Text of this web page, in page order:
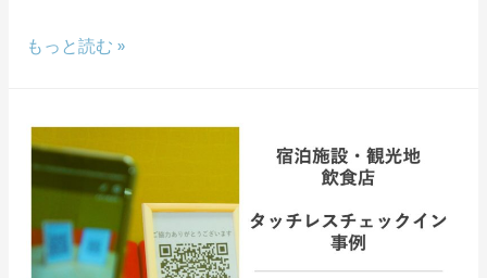
もっと読む »